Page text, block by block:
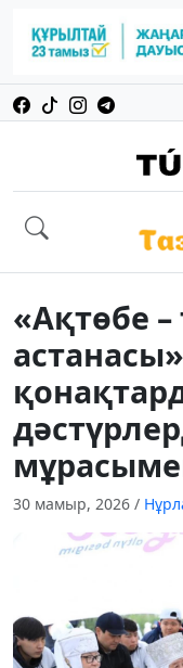
«Ақтөбе
30 мамыр, 2026 /